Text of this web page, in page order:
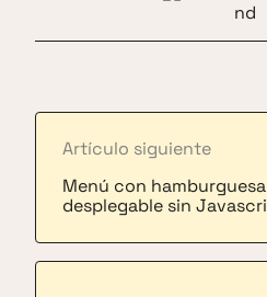
Artículo siguiente
Menú con
desplegable sin